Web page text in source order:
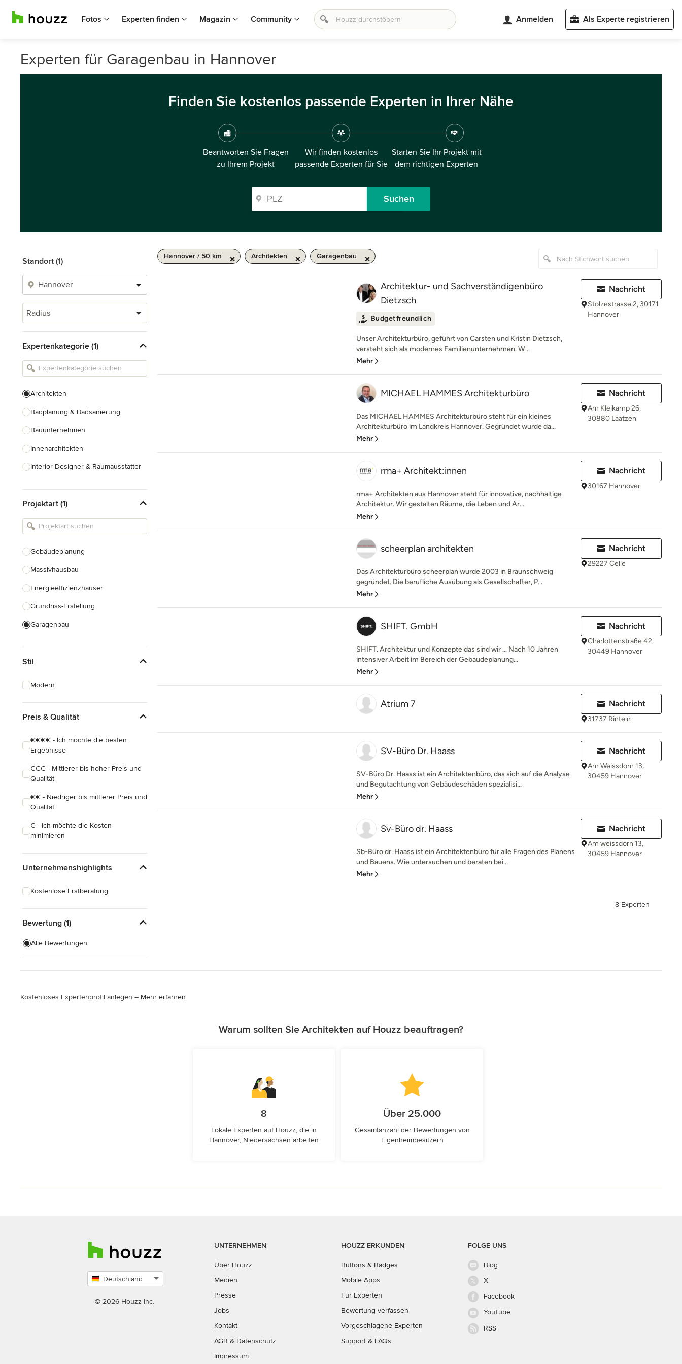
Fotos Experten finden Magazin Community Anmelden Als Experte registrieren
Experten für Garagenbau in Hannover
Finden Sie kostenlos passende Experten in Ihrer Nähe
Beantworten Sie Fragen
zu Ihrem Projekt
Wir finden kostenlos
passende Experten für Sie
Starten Sie Ihr Projekt mit
dem richtigen Experten
Suchen
Standort (1)
Radius
Expertenkategorie (1)
Architekten
Badplanung & Badsanierung
Bauunternehmen
Innenarchitekten
Interior Designer & Raumausstatter
Landschaftsarchitekten
Armaturen & Sanitärbedarf
Einbauschränke
Projektart (1)
Gebäudeplanung
Massivhausbau
Energieeffizienzhäuser
Grundriss-Erstellung
Garagenbau
Baudenkmalpflege
Hausbau
Alle anzeigen
Stil
Modern
Preis & Qualität
€€€€ - Ich möchte die besten
Ergebnisse
€€€ - Mittlerer bis hoher Preis und
Qualität
€€ - Niedriger bis mittlerer Preis und
Qualität
€ - Ich möchte die Kosten
minimieren
Unternehmenshighlights
Kostenlose Erstberatung
Bewertung (1)
Alle Bewertungen
Hannover / 50 km Architekten Garagenbau
Architektur- und Sachverständigenbüro
Dietzsch
Budgetfreundlich
Unser Architekturbüro, geführt von Carsten und Kristin Dietzsch,
versteht sich als modernes Familienunternehmen. W...
Mehr
Nachricht
Stolzestrasse 2, 30171
Hannover
MICHAEL HAMMES Architekturbüro
Das MICHAEL HAMMES Architekturbüro steht für ein kleines
Architekturbüro im Landkreis Hannover. Gegründet wurde da...
Mehr
Nachricht
Am Kleikamp 26,
30880 Laatzen
rma+ Architekt:innen
rma+ Architekten aus Hannover steht für innovative, nachhaltige
Architektur. Wir gestalten Räume, die Leben und Ar...
Mehr
Nachricht
30167 Hannover
scheerplan architekten
Das Architekturbüro scheerplan wurde 2003 in Braunschweig
gegründet. Die berufliche Ausübung als Gesellschafter, P...
Mehr
Nachricht
29227 Celle
SHIFT. GmbH
SHIFT. Architektur und Konzepte das sind wir … Nach 10 Jahren
intensiver Arbeit im Bereich der Gebäudeplanung...
Mehr
Nachricht
Charlottenstraße 42,
30449 Hannover
Atrium 7 Nachricht
31737 Rinteln
SV-Büro Dr. Haass
SV-Büro Dr. Haass ist ein Architektenbüro, das sich auf die Analyse
und Begutachtung von Gebäudeschäden spezialisi...
Mehr
Nachricht
Am Weissdorn 13,
30459 Hannover
Sv-Büro dr. Haass
Sb-Büro dr. Haass ist ein Architektenbüro für alle Fragen des Planens
und Bauens. Wie untersuchen und beraten bei...
Mehr
Nachricht
Am weissdorn 13,
30459 Hannover
8 Experten
Kostenloses Expertenprofil anlegen – Mehr erfahren
Warum sollten Sie Architekten auf Houzz beauftragen?
8
Lokale Experten auf Houzz, die in
Hannover, Niedersachsen arbeiten
Über 25.000
Gesamtanzahl der Bewertungen von
Eigenheimbesitzern
Deutschland
auswählen
© 2026 Houzz Inc.
UNTERNEHMEN
Über Houzz
Medien
Presse
Jobs
Kontakt
AGB & Datenschutz
Impressum
HOUZZ ERKUNDEN
Buttons & Badges
Mobile Apps
Für Experten
Bewertung verfassen
Vorgeschlagene Experten
Support & FAQs
FOLGE UNS
Blog
X
Facebook
YouTube
RSS